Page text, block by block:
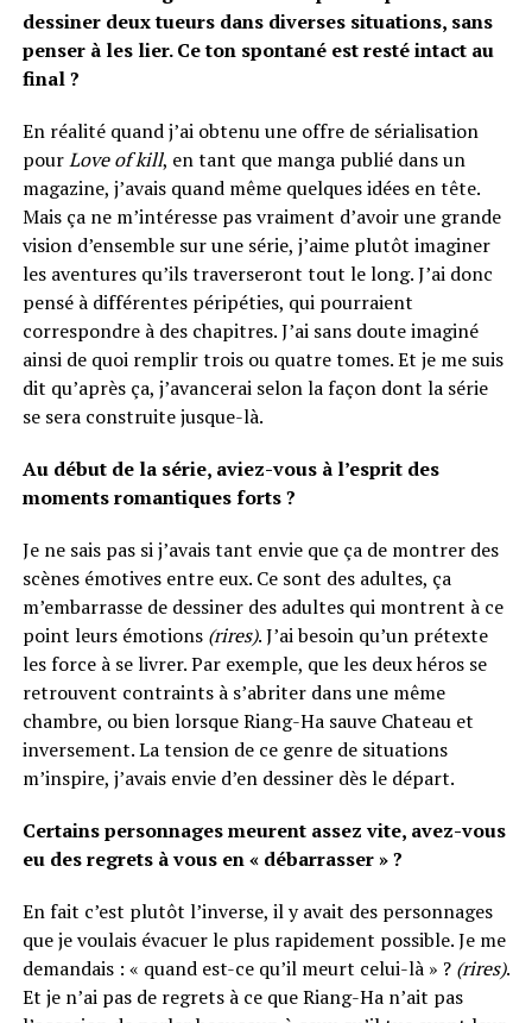
dessiner deux tueurs dans diverses situations, sans
penser à les lier. Ce ton spontané est resté intact au
final ?
En réalité quand j’ai obtenu une offre de sérialisation
pourLove of kill, en tant que manga publié dans un
magazine, j’avais quand même quelques idées en tête.
Mais ça ne m’intéresse pas vraiment d’avoir une grande
vision d’ensemble sur une série, j’aime plutôt imaginer
les aventures qu’ils traverseront tout le long. J’ai donc
pensé à différentes péripéties, qui pourraient
correspondre à des chapitres. J’ai sans doute imaginé
ainsi de quoi remplir trois ou quatre tomes. Et je me suis
dit qu’après ça, j’avancerai selon la façon dont la série
se sera construite jusque-là.
Au début de la série, aviez-vous à l’esprit des
moments romantiques forts ?
Je ne sais pas si j’avais tant envie que ça de montrer des
scènes émotives entre eux. Ce sont des adultes, ça
m’embarrasse de dessiner des adultes qui montrent à ce
point leurs émotions (rires). J’ai besoin qu’un prétexte
les force à se livrer. Par exemple, que les deux héros se
retrouvent contraints à s’abriter dans une même
chambre, ou bien lorsque Riang-Ha sauve Chateau et
inversement. La tension de ce genre de situations
m’inspire, j’avais envie d’en dessiner dès le départ.
Certains personnages meurent assez vite, avez-vous
eu des regrets à vous en « débarrasser » ?
En fait c’est plutôt l’inverse, il y avait des personnages
que je voulais évacuer le plus rapidement possible. Je me
demandais : « quand est-ce qu’il meurt celui-là » ? (rires).
Et je n’ai pas de regrets à ce que Riang-Ha n’ait pas